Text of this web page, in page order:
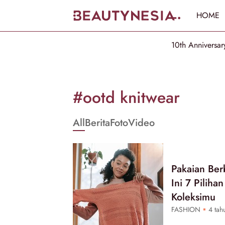
HOME
10th
[GET_DATA_TITLE]
Beautynesia
#ootd knitwear
AllBeritaFotoVideo
Pakaian
Ini 7
Koleksimu
FASHION 4